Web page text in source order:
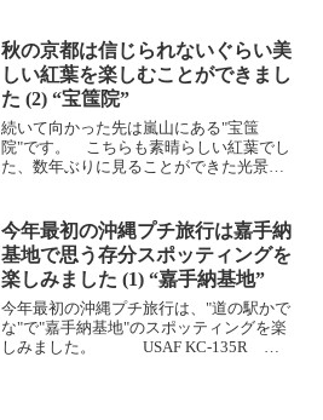
した。 3日目のメインイベントは、プラ
イ...
秋の京都は信じられないぐらい美
しい紅葉を楽しむことができまし
た (2) “宝筺院⁩⁩”
続いて向かった先は嵐山にある"宝筺
院⁩⁩"です。 こちらも素晴らしい紅葉でし
た、数年ぶりに見ることができた光景で
今年最初の沖縄プチ旅行は嘉手納
基地で思う存分スポッティングを
楽しみました (1) “嘉手納基地”
今年最初の沖縄プチ旅行は、"道の駅かで
な"で"嘉手納基地"のスポッティングを楽
しみました。 USAF KC-135R